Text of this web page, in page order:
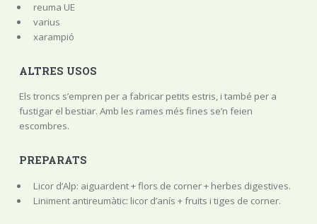
reuma UE
varius
xarampió
ALTRES USOS
Els troncs s’empren per a fabricar petits estris, i també per a
fustigar el bestiar. Amb les rames més fines se’n feien
escombres.
PREPARATS
Licor d’Alp: aiguardent + flors de corner + herbes digestives.
Liniment antireumàtic: licor d’anís + fruits i tiges de corner.